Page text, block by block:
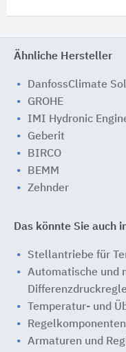
Ähnliche Hersteller
DanfossClimate
GROHE
IMI Hydronic
Geberit
BIRCO
BEMM
Zehnder
Das könnte Sie auch
Stellantriebe für
Automatische und
Temperatur- und
Regelkomponenten
Armaturen und